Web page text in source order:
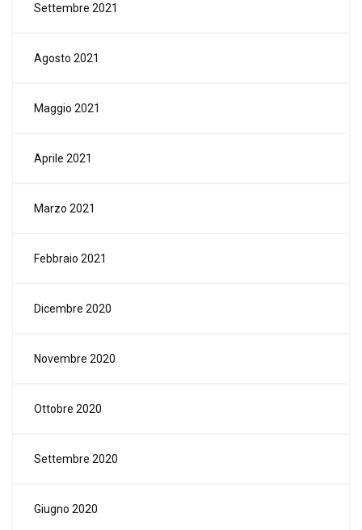
Settembre 2021
Agosto 2021
Maggio 2021
Aprile 2021
Marzo 2021
Febbraio 2021
Dicembre 2020
Novembre 2020
Ottobre 2020
Settembre 2020
Giugno 2020